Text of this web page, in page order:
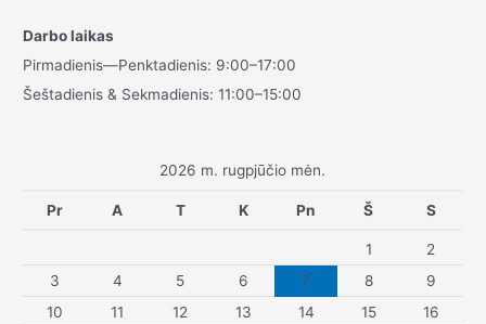
Darbo laikas
Pirmadienis—Penktadienis: 9:00–17:00
Šeštadienis & Sekmadienis: 11:00–15:00
2026 m. rugpjūčio mėn.
Pr A T K Pn Š S
1
2
3
4 5 6 7 8
9
10
11 12 13 14 15
16